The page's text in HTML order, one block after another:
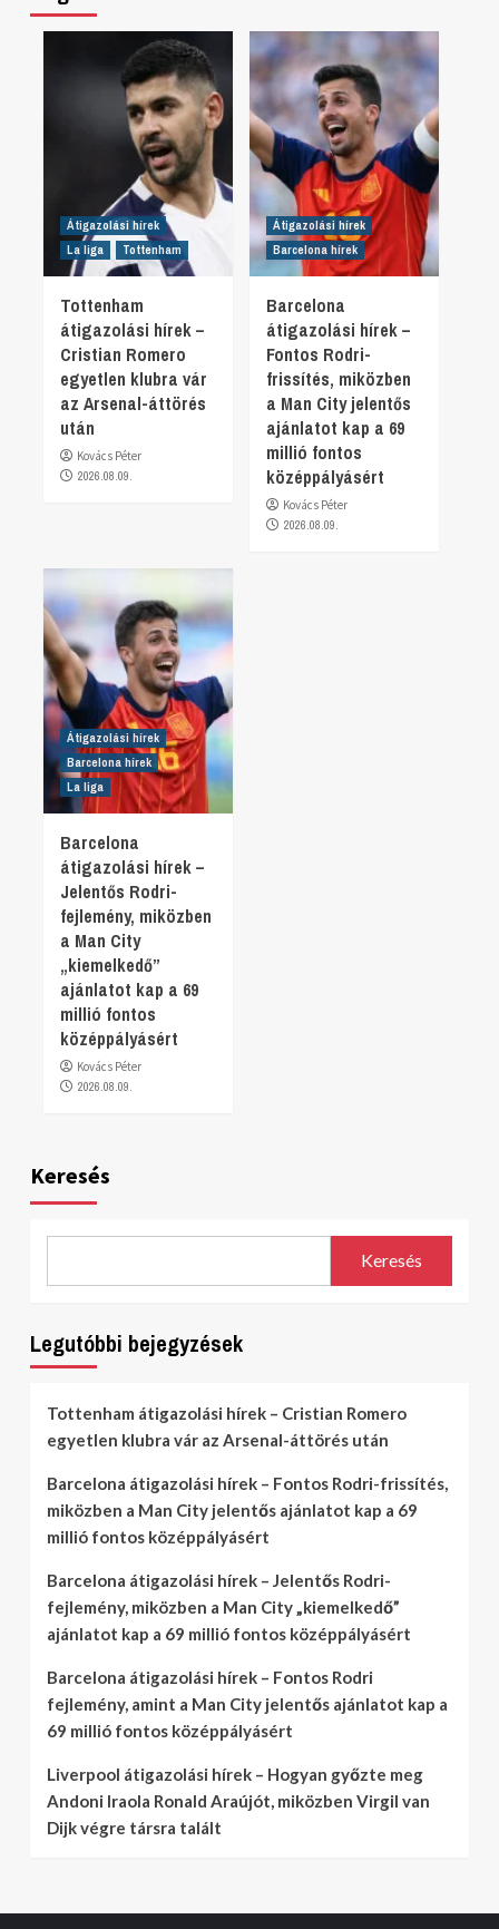
Átigazolási hírek
La liga
Tottenham
Tottenham
átigazolási hírek –
Cristian Romero
egyetlen klubra vár
az Arsenal-áttörés
után
Kovács Péter
2026.08.09.
Átigazolási hírek
Barcelona hírek
Barcelona
átigazolási hírek –
Fontos Rodri-
frissítés, miközben
a Man City jelentős
ajánlatot kap a 69
millió fontos
középpályásért
Kovács Péter
2026.08.09.
Átigazolási hírek
Barcelona hírek
La liga
Barcelona
átigazolási hírek –
Jelentős Rodri-
fejlemény, miközben
a Man City
„kiemelkedő”
ajánlatot kap a 69
millió fontos
középpályásért
Kovács Péter
2026.08.09.
Keresés
Keresés
Legutóbbi bejegyzések
Tottenham átigazolási hírek – Cristian Romero
egyetlen klubra vár az Arsenal-áttörés után
Barcelona átigazolási hírek – Fontos Rodri-frissítés,
miközben a Man City jelentős ajánlatot kap a 69
millió fontos középpályásért
Barcelona átigazolási hírek – Jelentős Rodri-
fejlemény, miközben a Man City „kiemelkedő”
ajánlatot kap a 69 millió fontos középpályásért
Barcelona átigazolási hírek – Fontos Rodri
fejlemény, amint a Man City jelentős ajánlatot kap a
69 millió fontos középpályásért
Liverpool átigazolási hírek – Hogyan győzte meg
Andoni Iraola Ronald Araújót, miközben Virgil van
Dijk végre társra talált